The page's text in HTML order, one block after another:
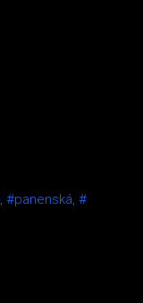
#panenská, #